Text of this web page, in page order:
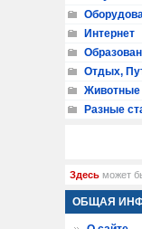
Интернет
Отдых,
Животные
Разные
Здесь может
ОБЩАЯ